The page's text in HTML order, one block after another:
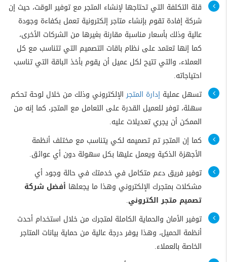
قلة التكلفة التي تحتاجها لإنشاء المتجر مع توفير الوقت، حيث إن
شركة إفادة تقوم بإنشاء متاجر إلكترونية تعمل بكفاءة وجودة
عالية وذلك بأسعار مناسبة مقارنة بغيرها من الشركات الأخرى،
كما إنها تعتمد على نظام باقات التصميم التي تتناسب مع كل
العملاء، والتي تتيح لكل عميل أن يقوم بأخذ الباقة التي تناسب
احتياجاته.
تسهل عملية إدارة المتجرالإلكتروني وذلك من خلال لوحة تحكم
سهلة، توفر للعميل القدرة على التعامل مع المتجر، كما إنه من
الممكن أن يجري تعديلات عليه.
كما إن المتجر تم تصميمه لكي يتناسب مع مختلف أنظمة
الأجهزة الذكية ويعمل عليها بكل سهولة دون أي عوائق.
توفير فريق دعم متكامل في خدمتك في حالة وجود أي
مشكلات بمتجرك الإلكتروني وهذا ما يجعلها أفضل شركة
تصميم متجر الكتروني.
توفير الأمان والحماية الكاملة لمتجرك من خلال استخدام أحدث
أنظمة الحميل، وهذا يوفر درجة عالية من حماية بيانات المتاجر
الخاصة بالعملاء.